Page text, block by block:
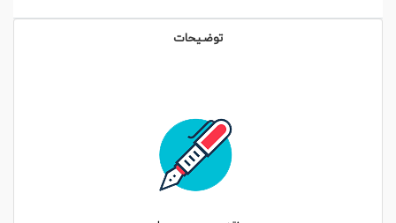
توضیحات